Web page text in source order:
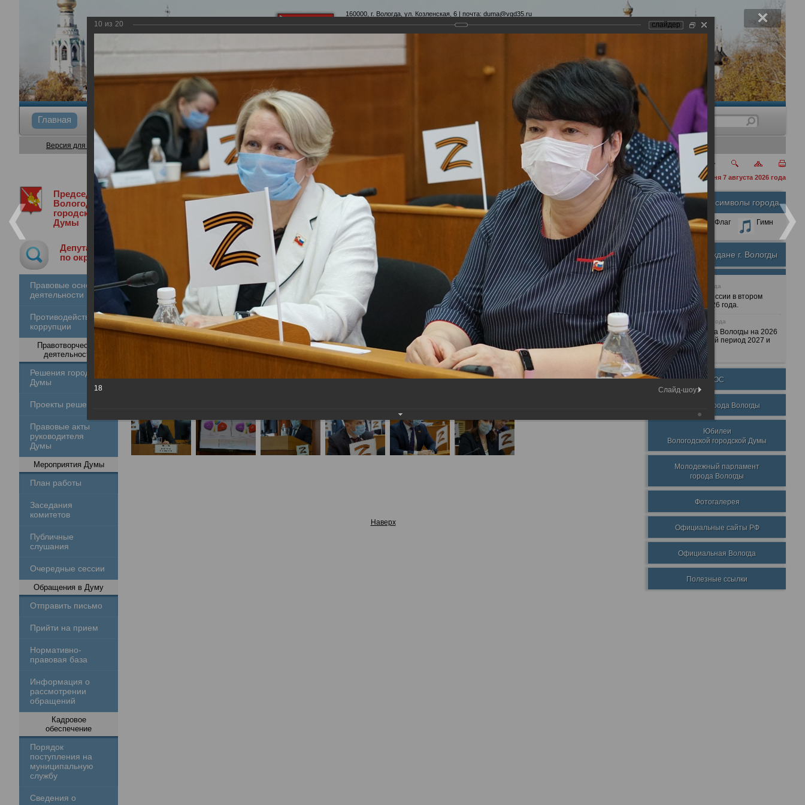
160000, г. Вологда, ул. Козленская, 6 | почта: duma@vgd35.ru
официальный сайтwww.duma-vologda.ru
Главная Общие сведения Депутаты Комитеты График приема Депутатские объединения
Версия для слабовидящих
сегодня 7 августа 2026 года
Председатель
Вологодской
городской
Думы
Депутат
по округу
Правовые основы
деятельности
Противодействие
коррупции
Правотворческая
деятельность
Решения городской
Думы
Проекты решений
Правовые акты
руководителя
Думы
Мероприятия Думы
План работы
Заседания
комитетов
Публичные
слушания
Очередные сессии
Обращения в Думу
Отправить письмо
Прийти на прием
Нормативно-
правовая база
Информация о
рассмотрении
обращений
Кадровое
обеспечение
Порядок
поступления на
муниципальную
службу
Сведения о
Медиа библиотека Фотогалерея
24-я сессия Вологодской городской Думы
Размер шрифта: А А А
24-я сессия Вологодской городской Думы
24.03.2022
Наверх
Официальные символы города
Герб Флаг Гимн
Почетные граждане г. Вологды
25 июня 2026 года
Очередные сессии в втором
полугодии 2026 года.
7 декабря 2025 года
Бюджет города Вологды на 2026
год и плановый период 2027 и
2028 годов.
ТОС
Награды города Вологды
Юбилеи
Вологодской городской Думы
Молодежный парламент
города Вологды
Фотогалерея
Официальные сайты РФ
Официальная Вологда
Полезные ссылки
10 из 20 слайдер
18 Слайд-шоу: